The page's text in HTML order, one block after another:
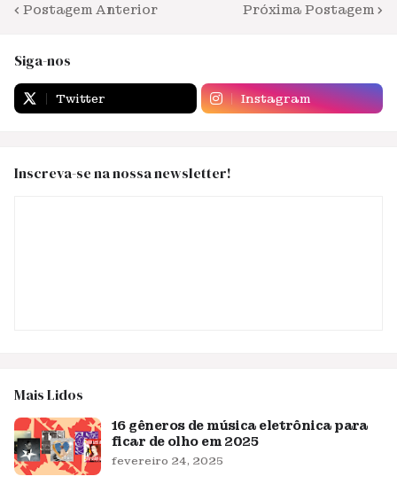
Postagem Anterior Próxima Postagem
Siga-nos
Twitter Instagram
Inscreva-se na nossa newsletter!
Mais Lidos
16 gêneros de música eletrônica para
ficar de olho em 2025
fevereiro 24, 2025